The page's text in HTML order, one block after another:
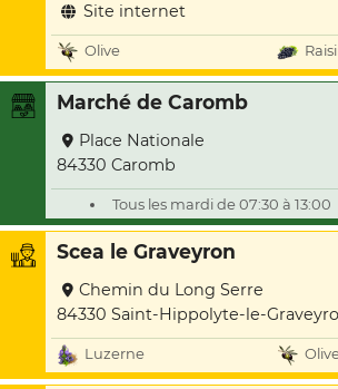
Site internet
Olive
Marché de Caromb
Place Nationale
84330 Caromb
Tous les mardi de 07:30 à 13:00
Scea le Graveyron
Chemin du Long Serre
84330 Saint-Hippolyte-le-
Luzerne